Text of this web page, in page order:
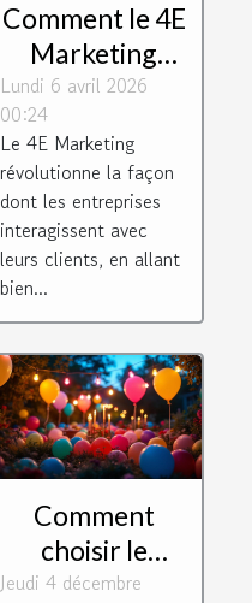
Comment le 4E
Marketing
améliore-t-il
l'interaction
client ?
Lundi 6 avril 2026
00:24
Le 4E Marketing
révolutionne la façon
dont les entreprises
interagissent avec
leurs clients, en allant
bien...
Comment
choisir le
matériel
Jeudi 4 décembre